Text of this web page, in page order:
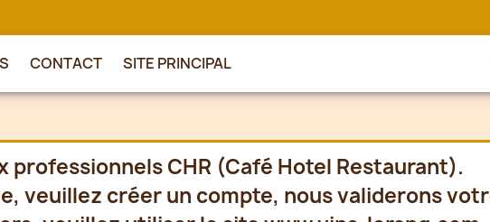
CONTACT SITE PRINCIPAL
professionnels CHR (Café Hotel Restaurant).
veuillez créer un compte, nous validerons